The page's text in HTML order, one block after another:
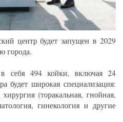
центр будет запущен в 2029
города.
себя 494 койки, включая 24
будет широкая специализация:
(торакальная, гнойная,
гинекология и другие